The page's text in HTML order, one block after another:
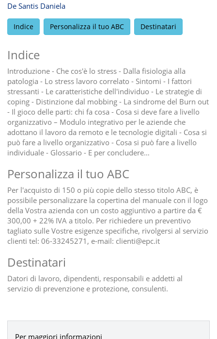
De Santis Daniela
Indice Personalizza il tuo ABC Destinatari
Indice
Introduzione - Che cos'è lo stress - Dalla fisiologia alla
patologia - Lo stress lavoro correlato - Sintomi - I fattori
stressanti - Le caratteristiche dell'individuo - Le strategie di
coping - Distinzione dal mobbing - La sindrome del Burn out
- Il gioco delle parti: chi fa cosa - Cosa si deve fare a livello
organizzativo – Modulo integrativo per le aziende che
adottano il lavoro da remoto e le tecnologie digitali - Cosa si
può fare a livello organizzativo - Cosa si può fare a livello
individuale - Glossario - E per concludere…
Personalizza il tuo ABC
Per l'acquisto di 150 o più copie dello stesso titolo ABC, è
possibile personalizzare la copertina del manuale con il logo
della Vostra azienda con un costo aggiuntivo a partire da €
300,00 + 22% IVA a titolo. Per richiedere un preventivo
tagliato sulle Vostre esigenze specifiche, rivolgersi al servizio
clienti tel: 06-33245271, e-mail: clienti@epc.it
Destinatari
Datori di lavoro, dipendenti, responsabili e addetti al
servizio di prevenzione e protezione, consulenti.
Per maggiori informazioni